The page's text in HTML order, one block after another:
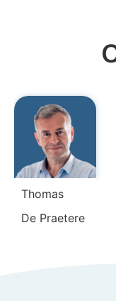
Thomas
De Praetere